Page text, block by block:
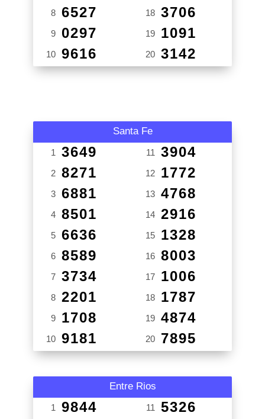
8 6527
9 0297
10 9616
18 3706
19 1091
20 3142
Santa Fe
1 3649
2 8271
3 6881
4 8501
5 6636
6 8589
7 3734
8 2201
9 1708
10 9181
11 3904
12 1772
13 4768
14 2916
15 1328
16 8003
17 1006
18 1787
19 4874
20 7895
Entre Rios
1 9844 11 5326